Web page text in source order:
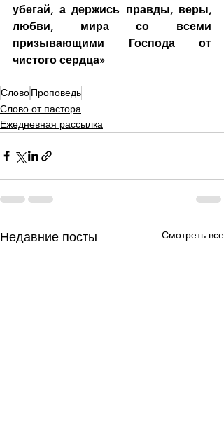
убегай, а держись правды, веры,
любви, мира со всеми
призывающими Господа от
чистого сердца»
СловоПроповедь
Слово от пастора
Ежедневная рассылка
Недавние посты Смотреть все